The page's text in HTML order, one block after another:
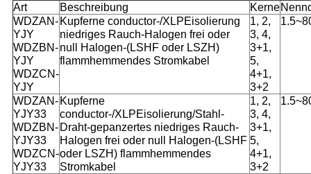
Art Beschreibung Kerne
WDZAN-
YJY
WDZBN-
YJY
WDZCN-
YJY
Kupferne conductor-/XLPEisolierung
niedriges Rauch-Halogen frei oder
null Halogen-(LSHF oder LSZH)
flammhemmendes Stromkabel
1, 2,
3, 4,
3+1,
5,
4+1,
3+2
WDZAN-
YJY33
WDZBN-
YJY33
WDZCN-
YJY33
Kupferne
conductor-/XLPEisolierung/Stahl-
Draht-gepanzertes niedriges Rauch-
Halogen frei oder null Halogen-(LSHF
oder LSZH) flammhemmendes
Stromkabel
1, 2,
3, 4,
3+1,
5,
4+1,
3+2